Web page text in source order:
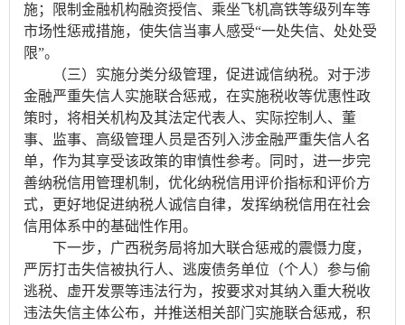
施；限制金融机构融资授信、乘坐飞机高铁等级列车等
市场性惩戒措施，使失信当事人感受“一处失信、处处受
限”。
（三）实施分类分级管理，促进诚信纳税。对于涉
金融严重失信人实施联合惩戒，在实施税收等优惠性政
策时，将相关机构及其法定代表人、实际控制人、董
事、监事、高级管理人员是否列入涉金融严重失信人名
单，作为其享受该政策的审慎性参考。同时，进一步完
善纳税信用管理机制，优化纳税信用评价指标和评价方
式，更好地促进纳税人诚信自律，发挥纳税信用在社会
信用体系中的基础性作用。
下一步，广西税务局将加大联合惩戒的震慑力度，
严厉打击失信被执行人、逃废债务单位（个人）参与偷
逃税、虚开发票等违法行为，按要求对其纳入重大税收
违法失信主体公布，并推送相关部门实施联合惩戒，积